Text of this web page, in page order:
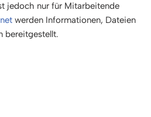
jedoch nur für Mitarbeitende
werden Informationen, Dateien
bereitgestellt.